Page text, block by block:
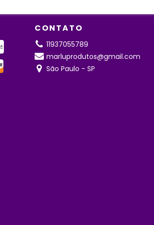
CONTATO
11937055789
marluprodutos@gmail.com
São Paulo - SP